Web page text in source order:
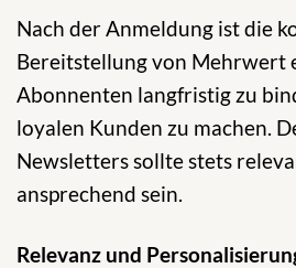
Nach der Anmeldung ist die
Bereitstellung von Mehrwert
Abonnenten langfristig zu
loyalen Kunden zu machen.
Newsletters sollte stets
ansprechend sein.
Relevanz und